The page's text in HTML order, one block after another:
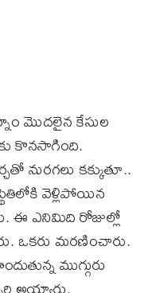
మొదలైన కేసుల
కొనసాగింది.
నురగలు కక్కుతూ..
వెళ్లిపోయిన
ఈ ఎనిమిది రోజుల్లో
ఒకరు మరణించారు.
ముగ్గురు